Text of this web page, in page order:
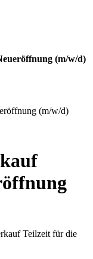
(m/w/d)
(m/w/d)
Teilzeit für die